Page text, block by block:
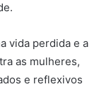
vida perdida e a
as mulheres,
e reflexivos